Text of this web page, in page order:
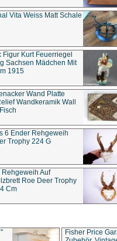
Vita Weiss Matt Schale
Figur Kurt Feuerriegel
Sachsen Mädchen Mit
1915
Wand Platte
Wandkeramik Wall
6 Ender Rehgeweih
Trophy 224 G
Rehgeweih Auf
Roe Deer Trophy
Cm
Fisher Price